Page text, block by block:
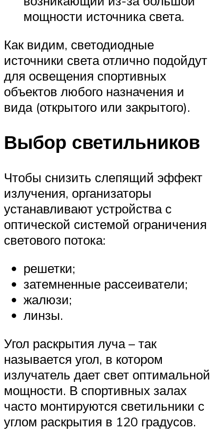
мощности источника света.
Как видим, светодиодные
источники света отлично подойдут
для освещения спортивных
объектов любого назначения и
вида (открытого или закрытого).
Выбор светильников
Чтобы снизить слепящий эффект
излучения, организаторы
устанавливают устройства с
оптической системой ограничения
светового потока:
решетки;
затемненные рассеиватели;
жалюзи;
линзы.
Угол раскрытия луча – так
называется угол, в котором
излучатель дает свет оптимальной
мощности. В спортивных залах
часто монтируются светильники с
углом раскрытия в 120 градусов.